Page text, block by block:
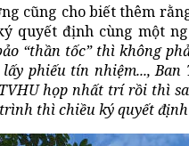
cũng cho biết thêm
quyết định cùng một
“thần tốc” thì không
phiếu tín nhiệm...,
họp nhất trí rồi thì
thì chiều ký quyết